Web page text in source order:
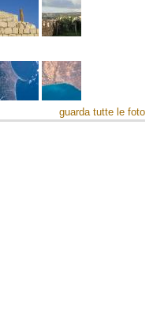
guarda tutte le foto